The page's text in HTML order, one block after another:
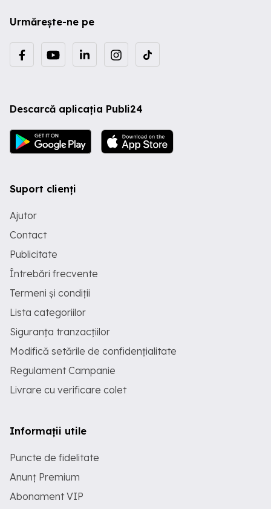
Urmărește-ne pe
Descarcă aplicația Publi24
Suport clienți
Ajutor
Contact
Publicitate
Întrebări frecvente
Termeni și condiții
Lista categoriilor
Siguranța tranzacțiilor
Modifică setările de confidențialitate
Regulament Campanie
Livrare cu verificare colet
Informații utile
Puncte de fidelitate
Anunț Premium
Abonament VIP